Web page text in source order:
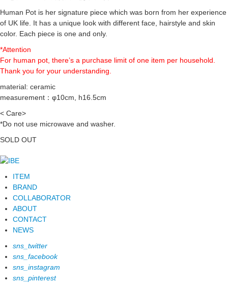
Human Pot is her signature piece which was born from her experience
of UK life. It has a unique look with different face, hairstyle and skin
color. Each piece is one and only.
*Attention
For human pot, there’s a purchase limit of one item per household.
Thank you for your understanding.
material: ceramic
measurement：φ10cm, h16.5cm
< Care>
*Do not use microwave and washer.
SOLD OUT
ITEM
BRAND
COLLABORATOR
ABOUT
CONTACT
NEWS
sns_twitter
sns_facebook
sns_instagram
sns_pinterest